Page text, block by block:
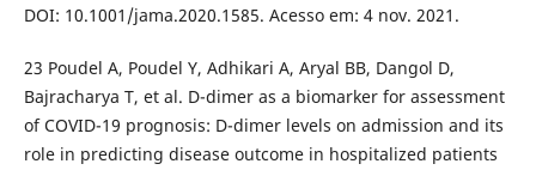
DOI: 10.1001/jama.2020.1585. Acesso em: 4 nov. 2021.
23 Poudel A, Poudel Y, Adhikari A, Aryal BB, Dangol D,
Bajracharya T, et al. D-dimer as a biomarker for assessment
of COVID-19 prognosis: D-dimer levels on admission and its
role in predicting disease outcome in hospitalized patients